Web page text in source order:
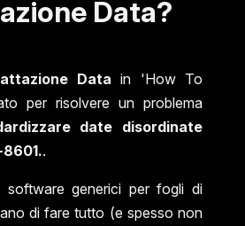
Data?
Data in 'How To
per risolvere un problema
date disordinate
.
software generici per fogli di
di fare tutto (e spesso non